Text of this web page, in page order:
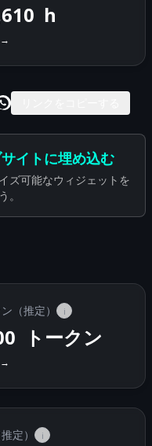
h
→
イトに埋め込む
ズ可能なウィジェットを
。
（推定） i
トークン
→
定） i